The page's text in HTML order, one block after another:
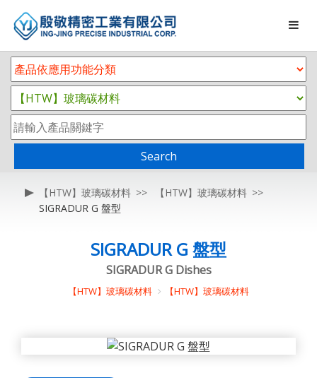
Search
【HTW】玻璃碳材料
【HTW】玻璃碳材料
SIGRADUR G 盤型
SIGRADUR G 盤型
SIGRADUR G Dishes
【HTW】玻璃碳材料 【HTW】玻璃碳材料